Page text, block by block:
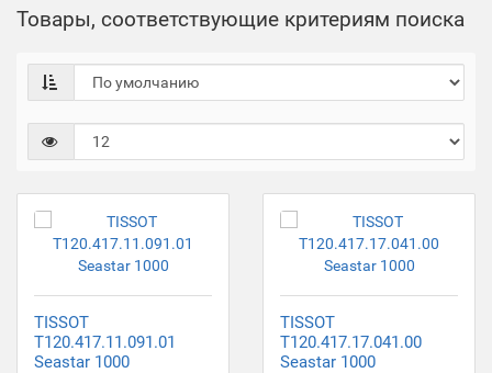
Товары, соответствующие критериям поиска
TISSOT
T120.417.11.091.01
Seastar 1000
TISSOT
T120.417.17.041.00
Seastar 1000